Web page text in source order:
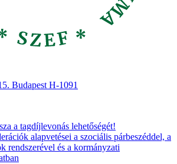
Budapest H-1091
a tagdíjlevonás lehetőségét!
alapvetései a szociális párbeszéddel, a
rendszerével és a kormányzati